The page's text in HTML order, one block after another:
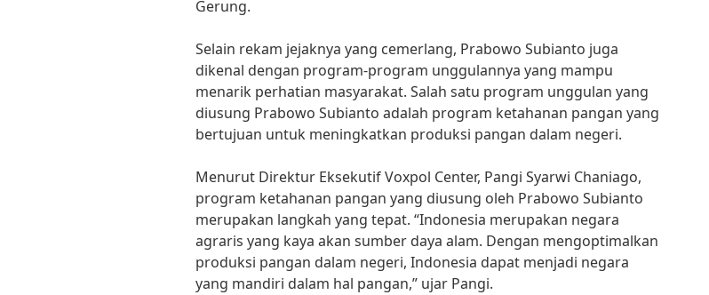
Gerung.
Selain rekam jejaknya yang cemerlang, Prabowo Subianto juga
dikenal dengan program-program unggulannya yang mampu
menarik perhatian masyarakat. Salah satu program unggulan yang
diusung Prabowo Subianto adalah program ketahanan pangan yang
bertujuan untuk meningkatkan produksi pangan dalam negeri.
Menurut Direktur Eksekutif Voxpol Center, Pangi Syarwi Chaniago,
program ketahanan pangan yang diusung oleh Prabowo Subianto
merupakan langkah yang tepat. “Indonesia merupakan negara
agraris yang kaya akan sumber daya alam. Dengan mengoptimalkan
produksi pangan dalam negeri, Indonesia dapat menjadi negara
yang mandiri dalam hal pangan,” ujar Pangi.